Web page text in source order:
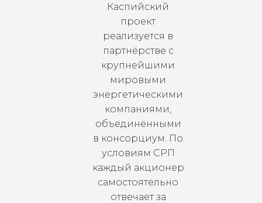
Каспийский
проект
реализуется в
партнёрстве с
крупнейшими
мировыми
энергетическими
компаниями,
объединёнными
в консорциум. По
условиям СРП
каждый акционер
самостоятельно
отвечает за